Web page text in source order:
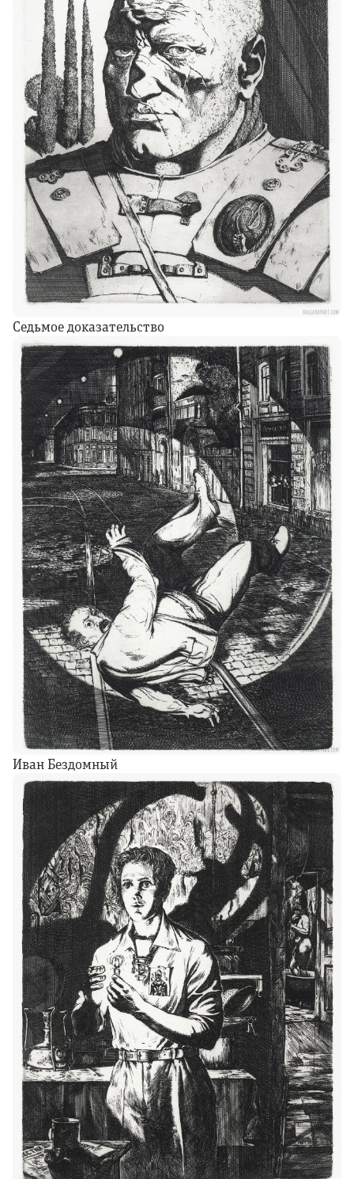
Седьмое доказательство
Иван Бездомный